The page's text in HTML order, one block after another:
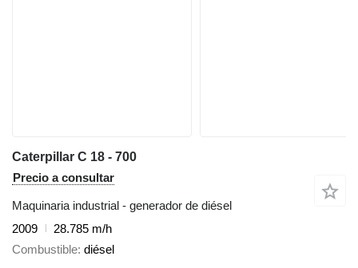
Caterpillar C 18 - 700
Precio a consultar
Maquinaria industrial - generador de diésel
2009
28.785 m/h
Combustible diésel